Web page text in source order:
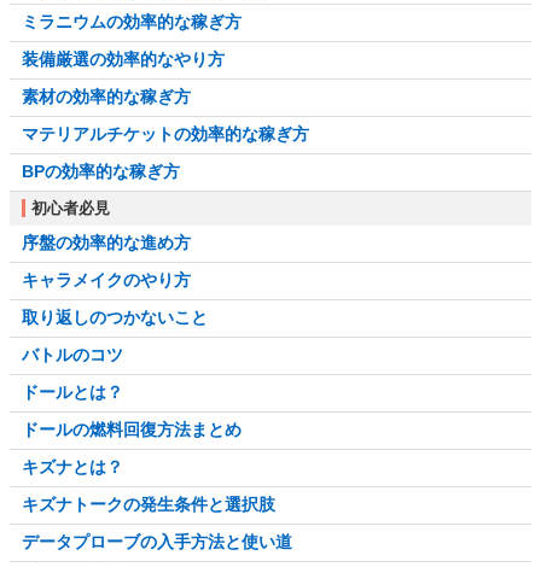
ミラニウムの効率的な稼ぎ方
装備厳選の効率的なやり方
素材の効率的な稼ぎ方
マテリアルチケットの効率的な稼ぎ方
BPの効率的な稼ぎ方
初心者必見
序盤の効率的な進め方
キャラメイクのやり方
取り返しのつかないこと
バトルのコツ
ドールとは？
ドールの燃料回復方法まとめ
キズナとは？
キズナトークの発生条件と選択肢
データプローブの入手方法と使い道